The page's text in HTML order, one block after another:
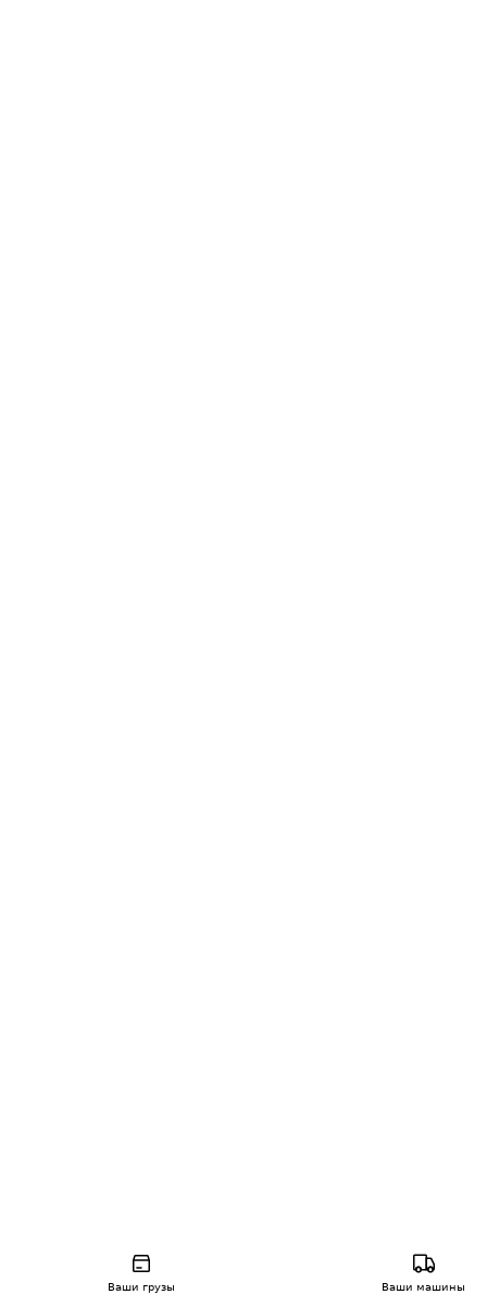
Ваши грузы Ваши машины